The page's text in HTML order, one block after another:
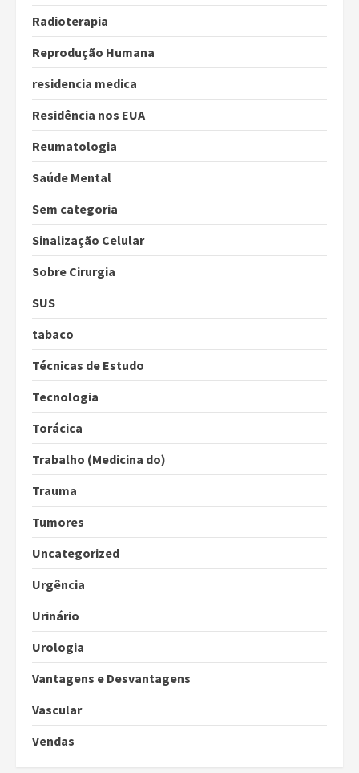
Radioterapia
Reprodução Humana
residencia medica
Residência nos EUA
Reumatologia
Saúde Mental
Sem categoria
Sinalização Celular
Sobre Cirurgia
SUS
tabaco
Técnicas de Estudo
Tecnologia
Torácica
Trabalho (Medicina do)
Trauma
Tumores
Uncategorized
Urgência
Urinário
Urologia
Vantagens e Desvantagens
Vascular
Vendas